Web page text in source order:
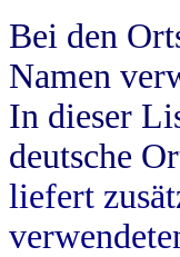
Bei den
Namen
In dieser
deutsche
liefert